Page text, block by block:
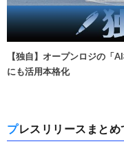
【独自】オープンロジの「
にも活用本格化
プレスリリースまと